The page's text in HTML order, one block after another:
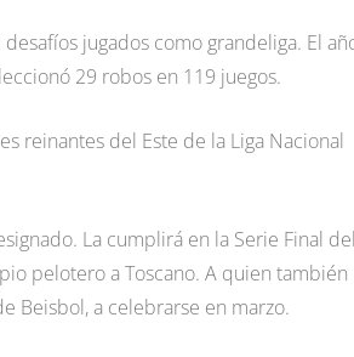
jugados como grandeliga. El
29 robos en 119 juegos.
reinantes del Este de la Liga Nacional
La cumplirá en la Serie Final del
pelotero a Toscano. A quien también
Beisbol, a celebrarse en marzo.